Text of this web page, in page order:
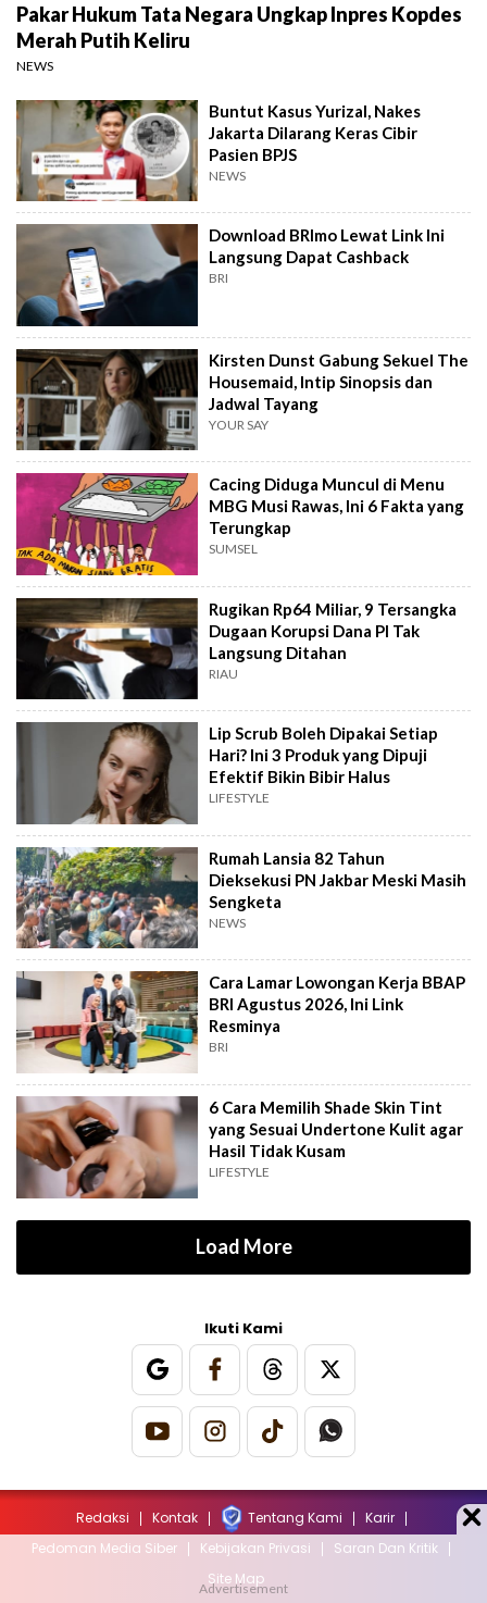
Pakar Hukum Tata Negara Ungkap Inpres Kopdes
Merah Putih Keliru
NEWS
Buntut Kasus Yurizal, Nakes
Jakarta Dilarang Keras Cibir
Pasien BPJS
NEWS
Download BRImo Lewat Link Ini
Langsung Dapat Cashback
BRI
Kirsten Dunst Gabung Sekuel The
Housemaid, Intip Sinopsis dan
Jadwal Tayang
YOUR SAY
Cacing Diduga Muncul di Menu
MBG Musi Rawas, Ini 6 Fakta yang
Terungkap
SUMSEL
Rugikan Rp64 Miliar, 9 Tersangka
Dugaan Korupsi Dana PI Tak
Langsung Ditahan
RIAU
Lip Scrub Boleh Dipakai Setiap
Hari? Ini 3 Produk yang Dipuji
Efektif Bikin Bibir Halus
LIFESTYLE
Rumah Lansia 82 Tahun
Dieksekusi PN Jakbar Meski Masih
Sengketa
NEWS
Cara Lamar Lowongan Kerja BBAP
BRI Agustus 2026, Ini Link
Resminya
BRI
6 Cara Memilih Shade Skin Tint
yang Sesuai Undertone Kulit agar
Hasil Tidak Kusam
LIFESTYLE
Load More
Ikuti Kami
Redaksi Kontak Tentang Kami
Karir
Pedoman Media Siber
Kebijakan Privasi
Saran Dan Kritik
Site Map